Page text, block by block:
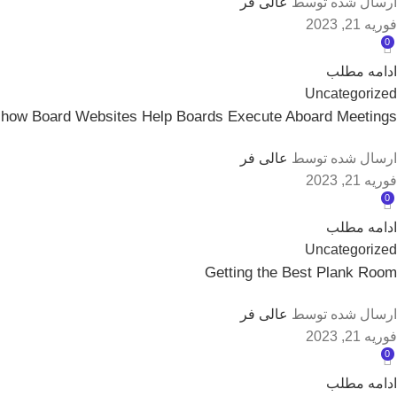
فوریه 21, 2023
0
ادامه مطلب
Uncategorized
Board Websites Help Boards Execute Aboard Meetings
ارسال شده توسط عالی فر
فوریه 21, 2023
0
ادامه مطلب
Uncategorized
Getting the Best Plank Room
ارسال شده توسط عالی فر
فوریه 21, 2023
0
ادامه مطلب